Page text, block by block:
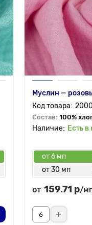
Муслин —
Состав: 100%
Есть
от 6 мп
от 30 мп
от 159.71 р/